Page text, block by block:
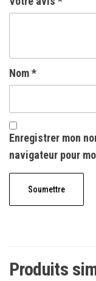
Nom*
Enregistrer mon
navigateur pour
Produits